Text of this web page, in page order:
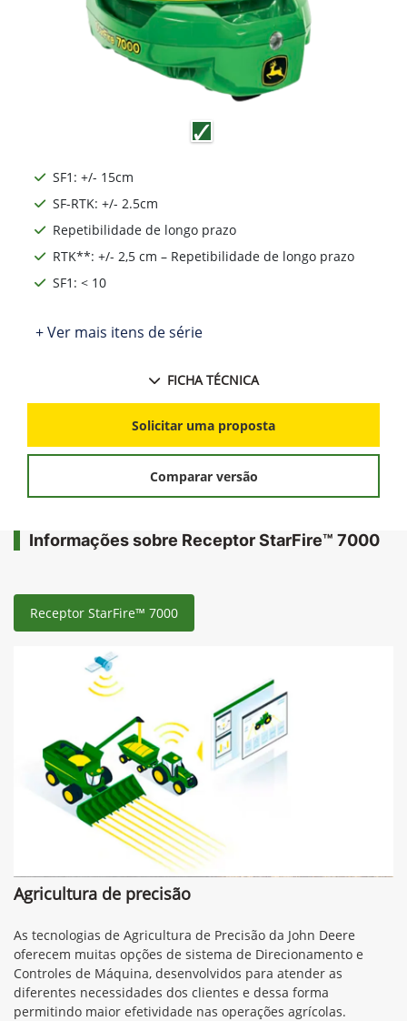
SF1: +/- 15cm
SF-RTK: +/- 2.5cm
Repetibilidade de longo prazo
RTK**: +/- 2,5 cm – Repetibilidade de longo prazo
SF1: < 10
+ Ver mais itens de série
FICHA TÉCNICA
Solicitar uma proposta
Comparar versão
Informações sobre Receptor StarFire™ 7000
Receptor StarFire™ 7000
Agricultura de precisão
As tecnologias de Agricultura de Precisão da John Deere
oferecem muitas opções de sistema de Direcionamento e
Controles de Máquina, desenvolvidos para atender as
diferentes necessidades dos clientes e dessa forma
permitindo maior efetividade nas operações agrícolas.